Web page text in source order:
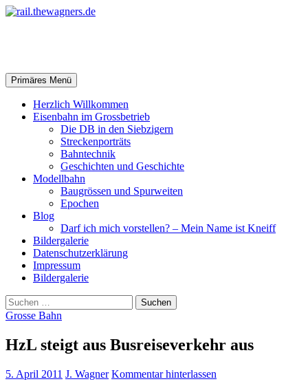
Zum
Suchen
Primäres Menü
Herzlich Willkommen
Eisenbahn im Grossbetrieb
Die DB in den Siebzigern
Streckenporträts
Bahntechnik
Geschichten und Geschichte
Modellbahn
Baugrössen und Spurweiten
Epochen
Blog
Darf ich mich vorstellen? – Mein Name ist Kneiff
Bildergalerie
Datenschutzerklärung
Impressum
Bildergalerie
Suchen
nach:
Grosse Bahn
HzL steigt aus Busreiseverkehr aus
5. April 2011 J. Wagner Kommentar hinterlassen